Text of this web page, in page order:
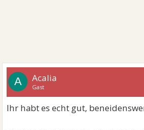
A Acalia
Gast
Ihr habt es echt gut,